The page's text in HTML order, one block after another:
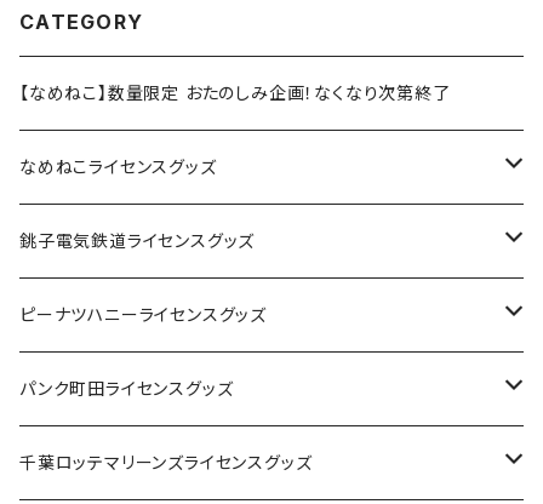
CATEGORY
【なめねこ】数量限定 おたのしみ企画！なくなり次第終了
なめねこライセンスグッズ
Tシャツ
キャップ
ステッカー
缶バッジ
銚子電気鉄道ライセンスグッズ
ステッカー
缶バッジ
アクリルキーホルダー
ピーナツハニーライセンスグッズ
Tシャツ
キャップ
パンク町田ライセンスグッズ
Tシャツ
千葉ロッテマリーンズライセンスグッズ